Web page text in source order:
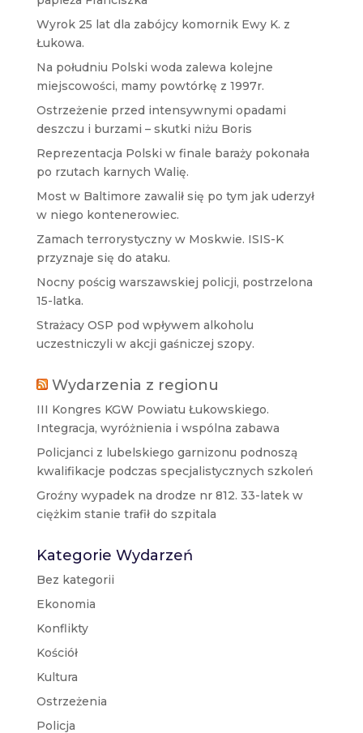
Wyrok 25 lat dla zabójcy komornik Ewy K. z
Łukowa.
Na południu Polski woda zalewa kolejne
miejscowości, mamy powtórkę z 1997r.
Ostrzeżenie przed intensywnymi opadami
deszczu i burzami – skutki niżu Boris
Reprezentacja Polski w finale baraży pokonała
po rzutach karnych Walię.
Most w Baltimore zawalił się po tym jak uderzył
w niego kontenerowiec.
Zamach terrorystyczny w Moskwie. ISIS-K
przyznaje się do ataku.
Nocny pościg warszawskiej policji, postrzelona
15-latka.
Strażacy OSP pod wpływem alkoholu
uczestniczyli w akcji gaśniczej szopy.
Wydarzenia z regionu
III Kongres KGW Powiatu Łukowskiego.
Integracja, wyróżnienia i wspólna zabawa
Policjanci z lubelskiego garnizonu podnoszą
kwalifikacje podczas specjalistycznych szkoleń
Groźny wypadek na drodze nr 812. 33-latek w
ciężkim stanie trafił do szpitala
Kategorie Wydarzeń
Bez kategorii
Ekonomia
Konflikty
Kościół
Kultura
Ostrzeżenia
Policja